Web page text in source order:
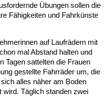
Schulenburg
/ Familienzentrum
Lau-Hof
Müller-Kilian-Weg /
Pranke
Straße
Grote-Weg
Übungen sollen die
Fähigkeiten und Fahrkünste
auf Laufrädern mit
mal Abstand halten und
Tagen sattelten die Frauen
gestellte Fahrräder um, die
alles näher am Boden
wird. Täglich standen zwei